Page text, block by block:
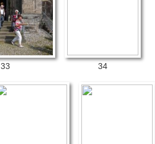
33 34